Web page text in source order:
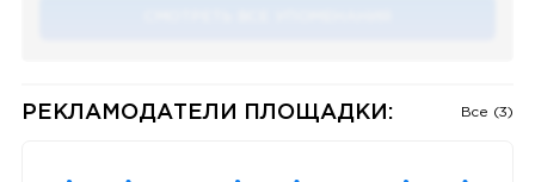
РЕКЛАМОДАТЕЛИ ПЛОЩАДКИ: Все (3)